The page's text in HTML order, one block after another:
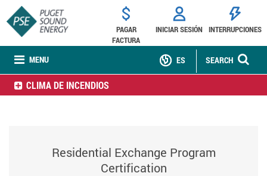
MENU
PAGAR
FACTURA
INICIAR SESIÓN INTERRUPCIONES
SEARCH
ES
CLIMA DE INCENDIOS
Residential Exchange Program
Certification